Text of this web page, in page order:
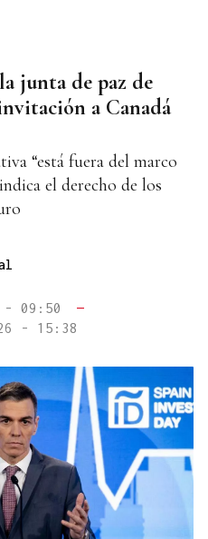
junta de paz de
a Canadá
“está fuera del marco
el derecho de los
- 09:50
—
- 15:38